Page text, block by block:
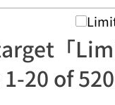
「
20 of